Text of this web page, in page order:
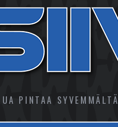
PINTAA